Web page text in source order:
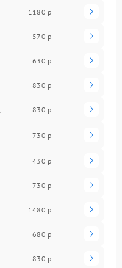
1180 р
570 р
630 р
830 р
830 р
730 р
430 р
730 р
1480 р
680 р
830 р